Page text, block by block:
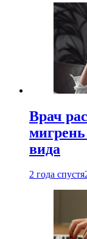
Врач
мигрень
вида
2 года спустя